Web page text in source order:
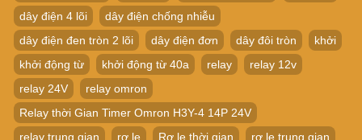
dây điện 4 lõi
dây điện chống nhiễu
dây điện đen tròn 2 lõi
dây điện đơn dây đôi tròn
khởi
khởi động từ
khởi động từ 40a relay
relay 12v
relay 24V
relay omron
Relay thời Gian Timer Omron H3Y-4 14P 24V
relay trung gian
rơ le Rơ le thời gian rơ le trung gian